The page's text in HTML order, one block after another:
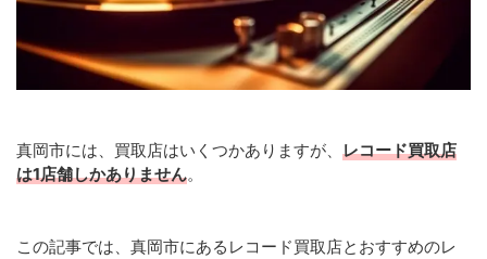
真岡市には、買取店はいくつかありますが、 レコード買取店
は1店舗しかありません。
この記事では、真岡市にあるレコード買取店とおすすめのレ